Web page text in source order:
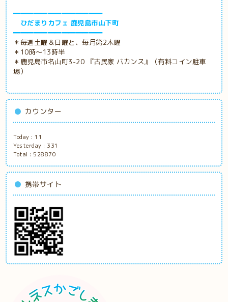
━━━━━━━━━━━━━
ひだまりカフェ 鹿児島市山下町
━━━━━━━━━━━━━
＊毎週土曜＆日曜と、毎月第2木曜
＊10時～13時半
＊鹿児島市名山町3-20 『古民家 バカンス』（有料コイン駐車
場）
カウンター
Today : 11
Yesterday : 331
Total : 528870
携帯サイト